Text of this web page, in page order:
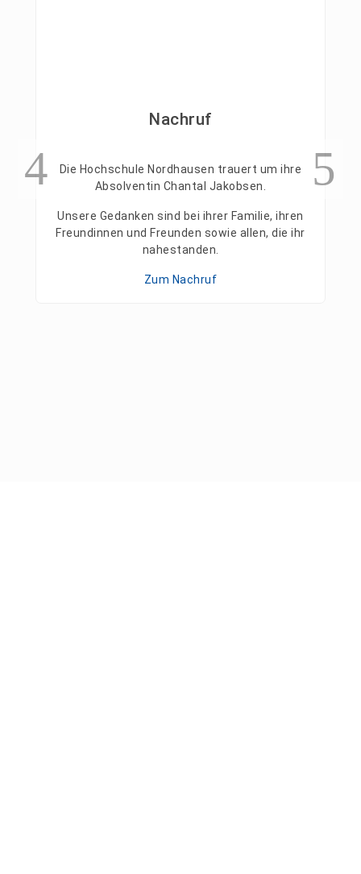
Nachruf
Die Hochschule Nordhausen trauert um ihre
Absolventin Chantal Jakobsen.
Unsere Gedanken sind bei ihrer Familie, ihren
Freundinnen und Freunden sowie allen, die ihr
nahestanden.
Zum Nachruf